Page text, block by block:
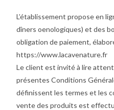
L’établissement propose en
dîners oenologiques) et des
obligation de paiement,
https://www.lacavenature.fr
Le client est invité à lire
présentes Conditions
définissent les termes et les
vente des produits est